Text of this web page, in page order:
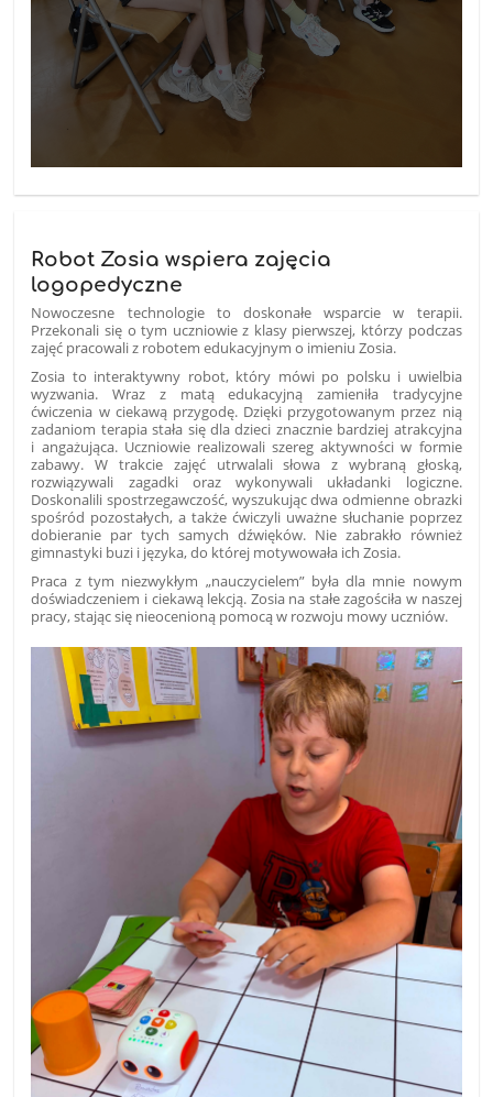
Robot Zosia wspiera zajęcia
logopedyczne
Nowoczesne technologie to doskonałe wsparcie w terapii.
Przekonali się o tym uczniowie z klasy pierwszej, którzy podczas
zajęć pracowali z robotem edukacyjnym o imieniu Zosia.
Zosia to interaktywny robot, który mówi po polsku i uwielbia
wyzwania. Wraz z matą edukacyjną zamieniła tradycyjne
ćwiczenia w ciekawą przygodę. Dzięki przygotowanym przez nią
zadaniom terapia stała się dla dzieci znacznie bardziej atrakcyjna
i angażująca. Uczniowie realizowali szereg aktywności w formie
zabawy. W trakcie zajęć utrwalali słowa z wybraną głoską,
rozwiązywali zagadki oraz wykonywali układanki logiczne.
Doskonalili spostrzegawczość, wyszukując dwa odmienne obrazki
spośród pozostałych, a także ćwiczyli uważne słuchanie poprzez
dobieranie par tych samych dźwięków. Nie zabrakło również
gimnastyki buzi i języka, do której motywowała ich Zosia.
Praca z tym niezwykłym „nauczycielem” była dla mnie nowym
doświadczeniem i ciekawą lekcją. Zosia na stałe zagościła w naszej
pracy, stając się nieocenioną pomocą w rozwoju mowy uczniów.